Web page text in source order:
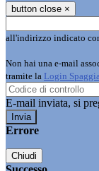
button close ×
all'indirizzo indicato
Non hai una e-mail
tramite la Login
E-mail inviata, si
Errore
Chiudi